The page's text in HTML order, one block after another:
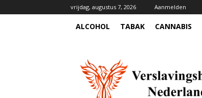
vrijdag, augustus 7, 2026 Aanmelden
ALCOHOL TABAK CANNABIS